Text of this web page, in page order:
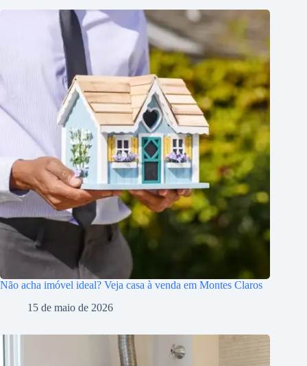
Não acha imóvel ideal? Veja casa à venda em Montes Claros
15 de maio de 2026